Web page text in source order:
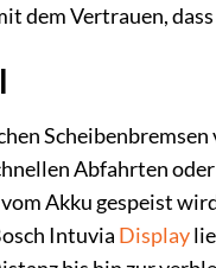
dem Vertrauen,
Abfahrten
vom Akku gespeist
Intuvia Display